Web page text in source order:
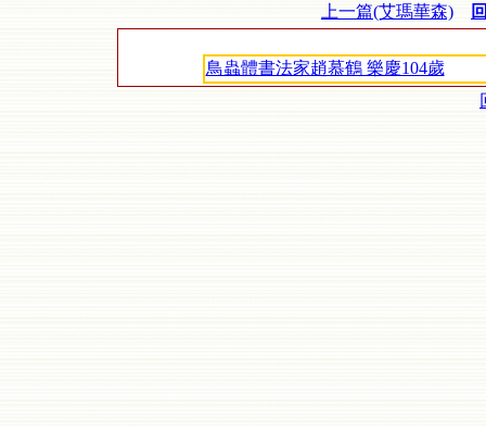
上一篇(艾瑪華森)
鳥蟲體書法家趙慕鶴 樂慶104歲